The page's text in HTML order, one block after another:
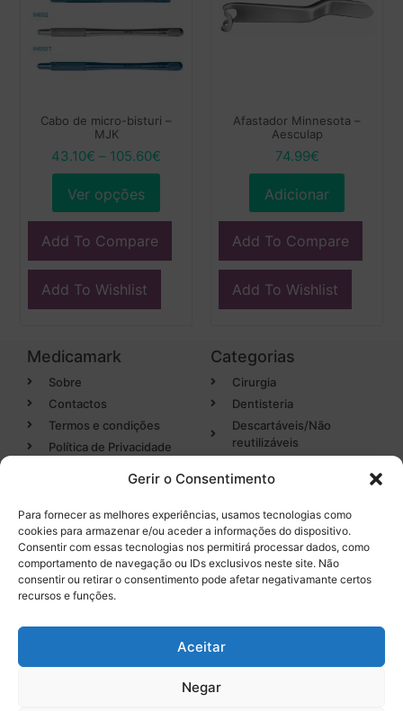
Gerir o Consentimento
Para fornecer as melhores experiências, usamos tecnologias como
cookies para armazenar e/ou aceder a informações do dispositivo.
Consentir com essas tecnologias nos permitirá processar dados, como
comportamento de navegação ou IDs exclusivos neste site. Não
consentir ou retirar o consentimento pode afetar negativamante certos
recursos e funções.
Aceitar
Negar
Cabo de micro-bisturi –
MJK
43.10€ – 105.60€
Ver opções
Add To Compare
Add To Wishlist
Afastador Minnesota –
Aesculap
74.99€
Adicionar
Add To Compare
Add To Wishlist
Medicamark
Sobre
Contactos
Termos e condições
Política de Privacidade
Categorias
Cirurgia
Dentisteria
Descartáveis/Não
reutilizáveis
Desinfectantes
Categorias
Endodontia
Higiene Oral
Entregas em 24h
de produtos em stock
nacional)